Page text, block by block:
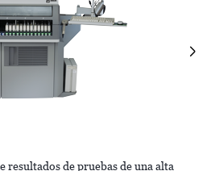
resultados de pruebas de una alta